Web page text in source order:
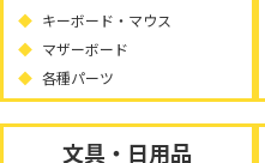
キーボード・マウス
マザーボード
各種パーツ
文具・日用品